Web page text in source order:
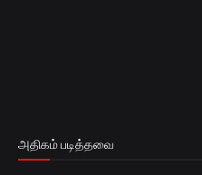
அதிகம் படித்தவை